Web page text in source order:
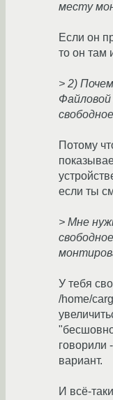
месту
Если он
то он там
> 2)
Потому
если ты
> Мне
У тебя
/home/
говорили
вариант.
И всё-